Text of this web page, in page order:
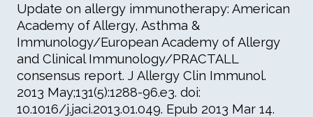
Update on allergy immunotherapy: American
Academy of Allergy, Asthma &
Immunology/European Academy of Allergy
and Clinical Immunology/PRACTALL
consensus report. J Allergy Clin Immunol.
2013 May;131(5):1288-96.e3. doi:
10.1016/j.jaci.2013.01.049. Epub 2013 Mar 14.